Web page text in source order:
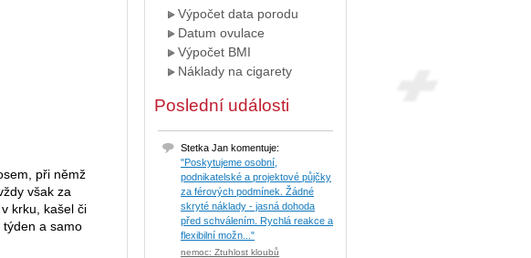
při němž
však za
krku, kašel či
a samo
Výpočet data porodu
Datum ovulace
Výpočet BMI
Náklady na cigarety
Poslední události
Stetka Jan komentuje:
"Poskytujeme osobní,
podnikatelské a projektové půjčky
za férových podmínek. Žádné
skryté náklady - jasná dohoda
před schválením. Rychlá reakce a
flexibilní možn..."
nemoc: Ztuhlost kloubů